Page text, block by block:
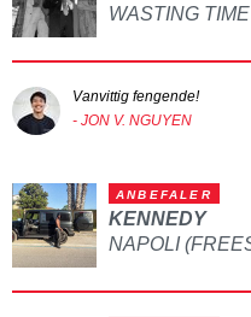
WASTING TIME
Vanvittig fengende!
- JON V. NGUYEN
ANBEFALER
KENNEDY